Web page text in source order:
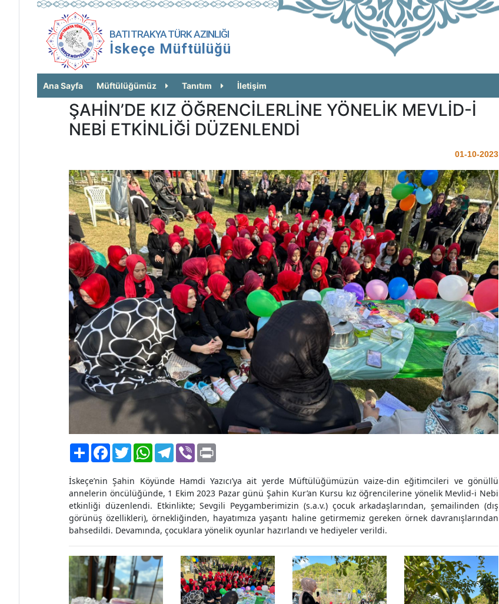
BATI TRAKYA TÜRK AZINLIĞI
İskeçe Müftülüğü
Ana Sayfa Müftülüğümüz Tanıtım İletişim
ŞAHİN’DE KIZ ÖĞRENCİLERLİNE YÖNELİK MEVLİD-İ
NEBİ ETKİNLİĞİ DÜZENLENDİ
01-10-2023
PaylaşFacebook
TwitterWhatsAppTelegram
Viber
İskeçe’nin Şahin Köyünde Hamdi Yazıcı’ya ait yerde Müftülüğümüzün vaize-din eğitimcileri ve gönüllü
annelerin öncülüğünde, 1 Ekim 2023 Pazar günü Şahin Kur’an Kursu kız öğrencilerine yönelik Mevlid-i Nebi
etkinliği düzenlendi. Etkinlikte; Sevgili Peygamberimizin (s.a.v.) çocuk arkadaşlarından, şemailinden (dış
görünüş özellikleri), örnekliğinden, hayatımıza yaşantı haline getirmemiz gereken örnek davranışlarından
bahsedildi. Devamında, çocuklara yönelik oyunlar hazırlandı ve hediyeler verildi.